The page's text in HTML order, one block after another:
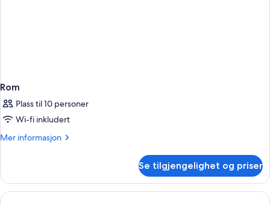
Rom
Plass til 10 personer
Wi-fi inkludert
Mer informasjon
Mer
Se tilgjengelighet og priser